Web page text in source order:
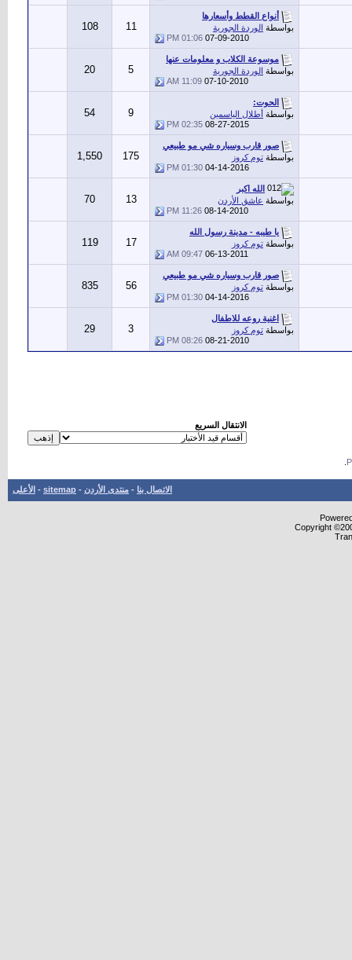
أنواع القطط وأسعارها
بواسطة الوردة الجورية
07-09-2010
01:06 PM
11
108
موسوعة الكلاب و معلومات عنها
بواسطة الوردة الجورية
07-10-2010
11:09 AM
5
20
الحوت:
بواسطة أطلال الياسمين
08-27-2015
02:35 PM
9
54
صور قارب وسياره شي مو طبيعي
بواسطة توم كروز
04-14-2016
01:30 PM
175
1,550
الله اكبر
بواسطة عاشق الأردن
08-14-2010
11:26 PM
13
70
يا طيبه - مدينة رسول الله
بواسطة توم كروز
06-13-2011
09:47 AM
17
119
صور قارب وسياره شي مو طبيعي
بواسطة توم كروز
04-14-2016
01:30 PM
56
835
اغنية روعه للاطفال
بواسطة توم كروز
08-21-2010
08:26 PM
3
29
الانتقال السريع
الاتصال بنا - منتدى الأردن -
sitemap
- الأعلى
Copyright